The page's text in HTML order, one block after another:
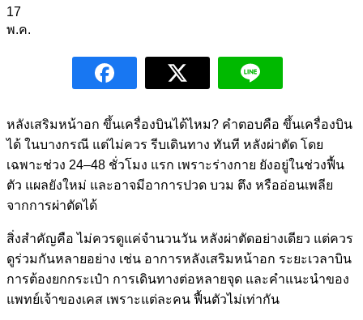
17
พ.ค.
หลังเสริมหน้าอก ขึ้นเครื่องบินได้ไหม? คำตอบคือ ขึ้นเครื่องบิน
ได้ ในบางกรณี แต่ไม่ควร รีบเดินทาง ทันที หลังผ่าตัด โดย
เฉพาะช่วง 24–48 ชั่วโมง แรก เพราะร่างกาย ยังอยู่ในช่วงฟื้น
ตัว แผลยังใหม่ และอาจมีอาการปวด บวม ตึง หรืออ่อนเพลีย
จากการผ่าตัดได้
สิ่งสำคัญคือ ไม่ควรดูแค่จำนวนวัน หลังผ่าตัดอย่างเดียว แต่ควร
ดูร่วมกันหลายอย่าง เช่น อาการหลังเสริมหน้าอก ระยะเวลาบิน
การต้องยกกระเป๋า การเดินทางต่อหลายจุด และคำแนะนำของ
แพทย์เจ้าของเคส เพราะแต่ละคน ฟื้นตัวไม่เท่ากัน